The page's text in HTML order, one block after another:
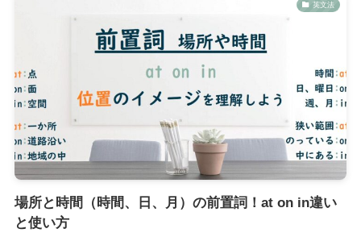
英文法
場所と時間（時間、日、月）の前置詞！at on in違い
と使い方